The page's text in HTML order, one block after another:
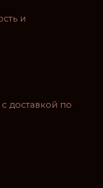
и
доставкой по